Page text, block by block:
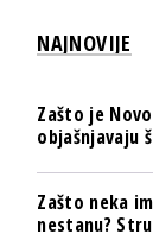
NAJNOVIJE
Zašto je
objašnjavaju
Zašto neka
nestanu?